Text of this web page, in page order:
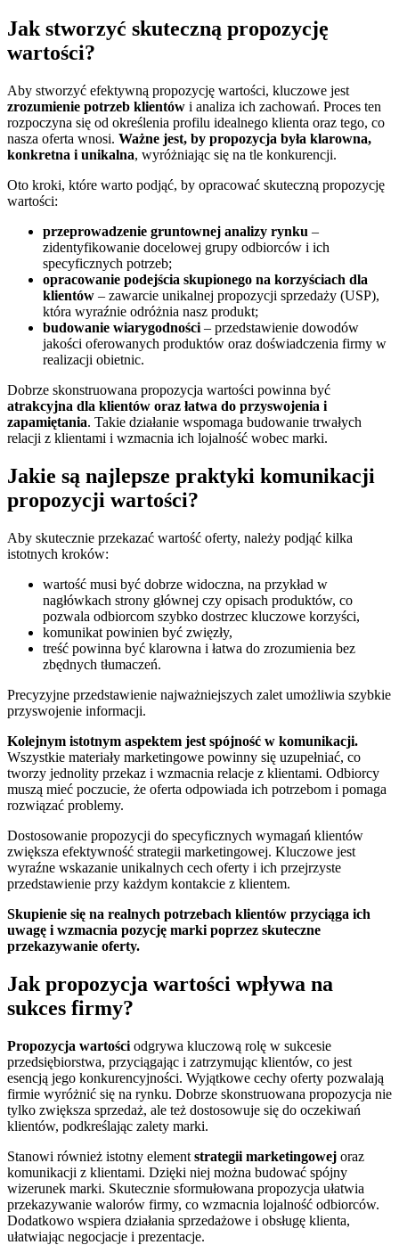
Jak stworzyć skuteczną propozycję
wartości?
Aby stworzyć efektywną propozycję wartości, kluczowe jest
zrozumienie potrzeb klientów i analiza ich zachowań. Proces ten
rozpoczyna się od określenia profilu idealnego klienta oraz tego, co
nasza oferta wnosi. Ważne jest, by propozycja była klarowna,
konkretna i unikalna, wyróżniając się na tle konkurencji.
Oto kroki, które warto podjąć, by opracować skuteczną propozycję
wartości:
przeprowadzenie gruntownej analizy rynku –
zidentyfikowanie docelowej grupy odbiorców i ich
specyficznych potrzeb;
opracowanie podejścia skupionego na korzyściach dla
klientów – zawarcie unikalnej propozycji sprzedaży (USP),
która wyraźnie odróżnia nasz produkt;
budowanie wiarygodności – przedstawienie dowodów
jakości oferowanych produktów oraz doświadczenia firmy w
realizacji obietnic.
Dobrze skonstruowana propozycja wartości powinna być
atrakcyjna dla klientów oraz łatwa do przyswojenia i
zapamiętania. Takie działanie wspomaga budowanie trwałych
relacji z klientami i wzmacnia ich lojalność wobec marki.
Jakie są najlepsze praktyki komunikacji
propozycji wartości?
Aby skutecznie przekazać wartość oferty, należy podjąć kilka
istotnych kroków:
wartość musi być dobrze widoczna, na przykład w
nagłówkach strony głównej czy opisach produktów, co
pozwala odbiorcom szybko dostrzec kluczowe korzyści,
komunikat powinien być zwięzły,
treść powinna być klarowna i łatwa do zrozumienia bez
zbędnych tłumaczeń.
Precyzyjne przedstawienie najważniejszych zalet umożliwia szybkie
przyswojenie informacji.
Kolejnym istotnym aspektem jest spójność w komunikacji.
Wszystkie materiały marketingowe powinny się uzupełniać, co
tworzy jednolity przekaz i wzmacnia relacje z klientami. Odbiorcy
muszą mieć poczucie, że oferta odpowiada ich potrzebom i pomaga
rozwiązać problemy.
Dostosowanie propozycji do specyficznych wymagań klientów
zwiększa efektywność strategii marketingowej. Kluczowe jest
wyraźne wskazanie unikalnych cech oferty i ich przejrzyste
przedstawienie przy każdym kontakcie z klientem.
Skupienie się na realnych potrzebach klientów przyciąga ich
uwagę i wzmacnia pozycję marki poprzez skuteczne
przekazywanie oferty.
Jak propozycja wartości wpływa na
sukces firmy?
Propozycja wartości odgrywa kluczową rolę w sukcesie
przedsiębiorstwa, przyciągając i zatrzymując klientów, co jest
esencją jego konkurencyjności. Wyjątkowe cechy oferty pozwalają
firmie wyróżnić się na rynku. Dobrze skonstruowana propozycja nie
tylko zwiększa sprzedaż, ale też dostosowuje się do oczekiwań
klientów, podkreślając zalety marki.
Stanowi również istotny element strategii marketingowej oraz
komunikacji z klientami. Dzięki niej można budować spójny
wizerunek marki. Skutecznie sformułowana propozycja ułatwia
przekazywanie walorów firmy, co wzmacnia lojalność odbiorców.
Dodatkowo wspiera działania sprzedażowe i obsługę klienta,
ułatwiając negocjacje i prezentacje.